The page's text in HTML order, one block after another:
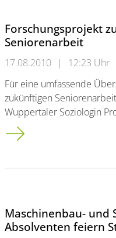
Forschungsprojekt
Seniorenarbeit
17.08.2010 |
12:23 Uhr
Für eine umfassende
zukünftigen
Wuppertaler Soziologin
Forschungsprojekt zur
Maschinenbau- und
Absolventen feiern